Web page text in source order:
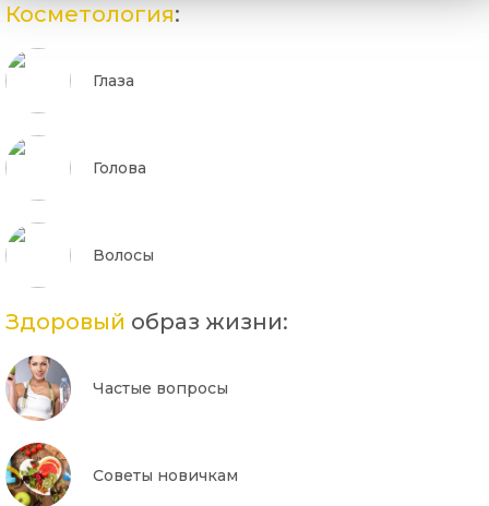
Косметология:
Глаза
Голова
Волосы
Здоровый образ жизни:
Частые вопросы
Советы новичкам